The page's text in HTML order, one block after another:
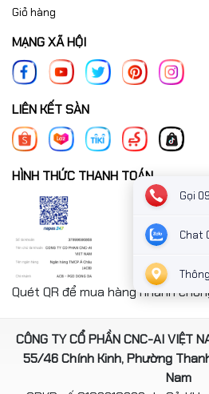
Giỏ hàng
MẠNG XÃ HỘI
LIÊN KẾT SÀN
HÌNH THỨC THANH TOÁN
Quét QR để mua hàng nhanh
CÔNG TY CỔ PHẦN CNC-AI VIỆT
55/46 Chính Kinh, Phường
Nam
Gọi
Chat